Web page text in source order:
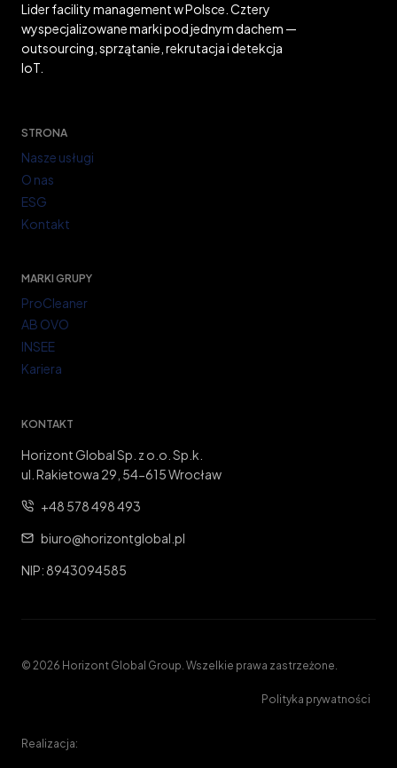
NAPRAWDĘ
SIĘ
OPŁACA?
Lider facility management w Polsce. Cztery
wyspecjalizowane marki pod jednym dachem —
outsourcing, sprzątanie, rekrutacja i detekcja
IoT.
STRONA
Nasze usługi
O nas
ESG
Kontakt
MARKI GRUPY
ProCleaner
AB OVO
INSEE
Kariera
KONTAKT
Horizont Global Sp. z o.o. Sp.k.
ul. Rakietowa 29, 54-615 Wrocław
+48 578 498 493
biuro@horizontglobal.pl
NIP: 8943094585
© 2026 Horizont Global Group. Wszelkie prawa zastrzeżone.
Polityka prywatności
Realizacja: